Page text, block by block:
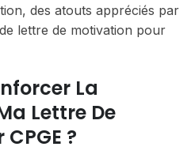
des atouts appréciés par
lettre de motivation pour
La
Lettre De
?